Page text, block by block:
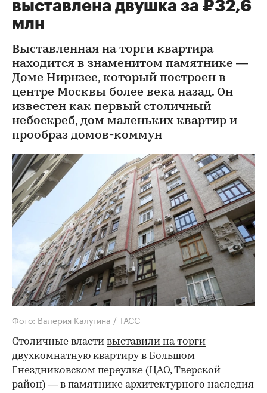
выставлена двушка за ₽32,6
млн
Выставленная на торги квартира
находится в знаменитом памятнике —
Доме Нирнзее, который построен в
центре Москвы более века назад. Он
известен как первый столичный
небоскреб, дом маленьких квартир и
прообраз домов-коммун
Фото: Валерия Калугина / ТАСС
Столичные власти выставили на торги
двухкомнатную квартиру в Большом
Гнездниковском переулке (ЦАО, Тверской
район) — в памятнике архитектурного наследия